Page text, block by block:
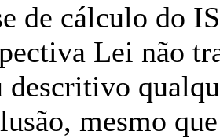
de cálculo do
Lei não
descritivo
mesmo